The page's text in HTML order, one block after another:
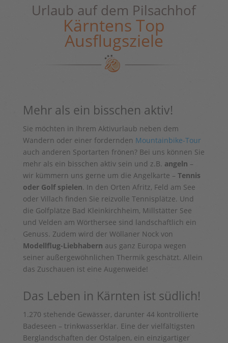
Urlaub auf dem Pilsachhof
Kärntens Top
Ausflugsziele
Mehr als ein bisschen aktiv!
Sie möchten in Ihrem Aktivurlaub neben dem
Wandern oder einer fordernden Mountainbike-Tour
auch anderen Sportarten frönen? Bei uns können Sie
mehr als ein bisschen aktiv sein und z.B. angeln –
wir kümmern uns gerne um die Angelkarte – Tennis
oder Golf spielen. In den Orten Afritz, Feld am See
oder Villach finden Sie reizvolle Tennisplätze. Und
die Golfplätze Bad Kleinkirchheim, Millstätter See
und Velden am Wörthersee sind landschaftlich ein
Genuss. Zudem wird der Wöllaner Nock von
Modellflug-Liebhabern aus ganz Europa wegen
seiner außergewöhnlichen Thermik geschätzt. Allein
das Zuschauen ist eine Augenweide!
Das Leben in Kärnten ist südlich!
1.270 stehende Gewässer, darunter 44 kontrollierte
Badeseen – trinkwasserklar. Eine der vielfältigsten
Berglandschaften der Ostalpen, ein einzigartiger